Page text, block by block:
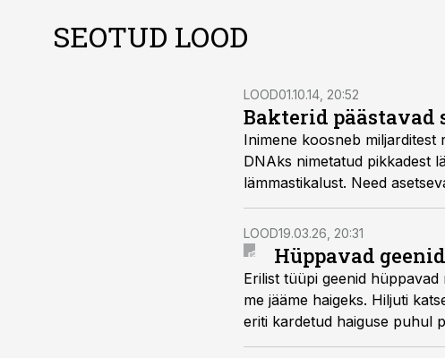
SEOTUD LOOD
LOOD01.10.14, 20:52
Bakterid päästavad
Inimene koosneb
DNAks nimetatud pikkadest
lämmastikalust. Need
Varem kobasid teadlased
sattusid DNA massi sisse
seast üles kindlad geenid.
LOOD19.03.26, 20:31
Hüppavad
Erilist tüüpi geenid
me jääme haigeks. Hiljuti
eriti kardetud haiguse puhul